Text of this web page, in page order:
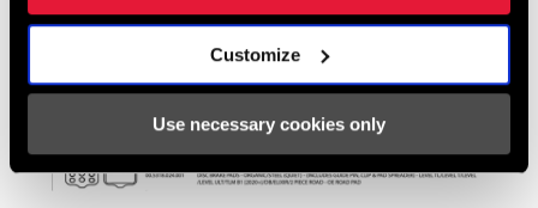
Customize
Use necessary cookies only
geknickt sind.